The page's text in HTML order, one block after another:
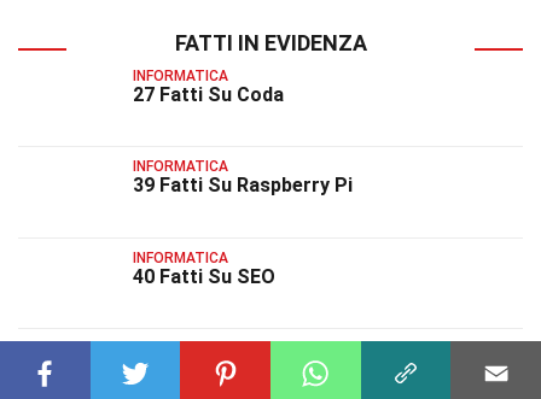
FATTI IN EVIDENZA
INFORMATICA
27 Fatti Su Coda
INFORMATICA
39 Fatti Su Raspberry Pi
INFORMATICA
40 Fatti Su SEO
28 Fatti Su Archiviazione